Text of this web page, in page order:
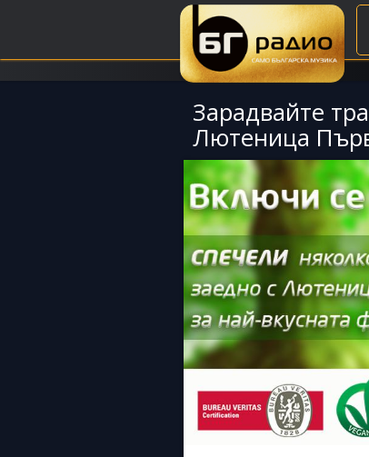
Зарадвайте
Лютеница